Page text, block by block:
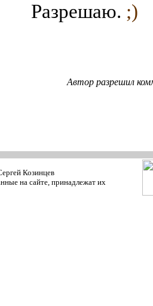
Разрешаю. ;)
Автор разрешил
Козинцев
на сайте, принадлежат их